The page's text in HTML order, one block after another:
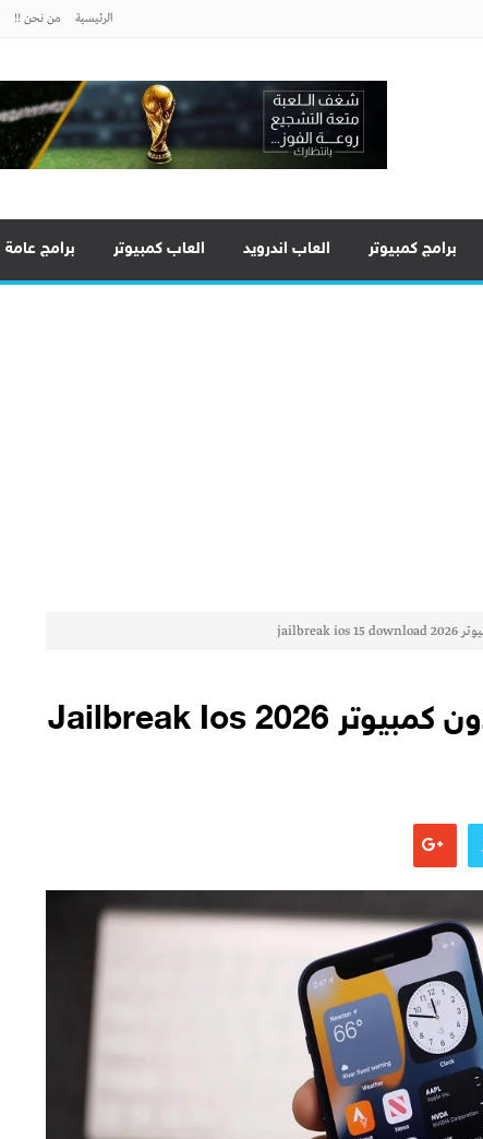
الرئيسية من نحن !!
برامج كمبيوتر العاب اندرويد العاب كمبيوتر برامج عامة
تحميل جلبريك Ios 15 بدون كمبيوتر 2026 Jailbreak Ios